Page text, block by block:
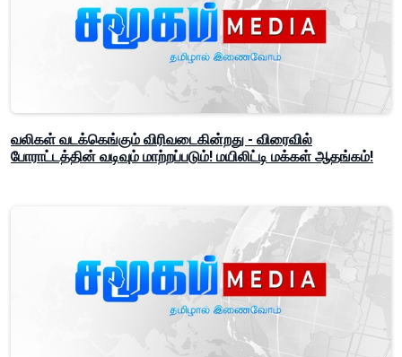
வலிகள் வடக்கெங்கும் விரிவடைகின்றது - விரைவில்
போராட்டத்தின் வடிவும் மாற்றப்படும்! மயிலிட்டி மக்கள் ஆதங்கம்!